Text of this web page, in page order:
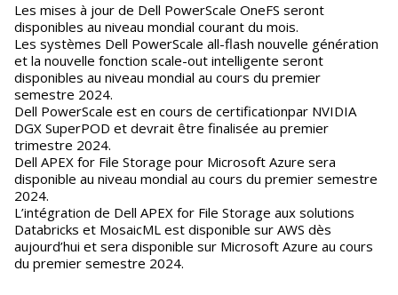
Les mises à jour de Dell PowerScale OneFS seront
disponibles au niveau mondial courant du mois.
Les systèmes Dell PowerScale all-flash nouvelle génération
et la nouvelle fonction scale-out intelligente seront
disponibles au niveau mondial au cours du premier
semestre 2024.
Dell PowerScale est en cours de certificationpar NVIDIA
DGX SuperPOD et devrait être finalisée au premier
trimestre 2024.
Dell APEX for File Storage pour Microsoft Azure sera
disponible au niveau mondial au cours du premier semestre
2024.
L’intégration de Dell APEX for File Storage aux solutions
Databricks et MosaicML est disponible sur AWS dès
aujourd’hui et sera disponible sur Microsoft Azure au cours
du premier semestre 2024.